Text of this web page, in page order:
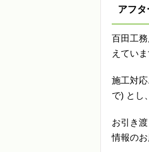
アフタ
百田工
えていま
施工対
で) とし
お引き
情報の